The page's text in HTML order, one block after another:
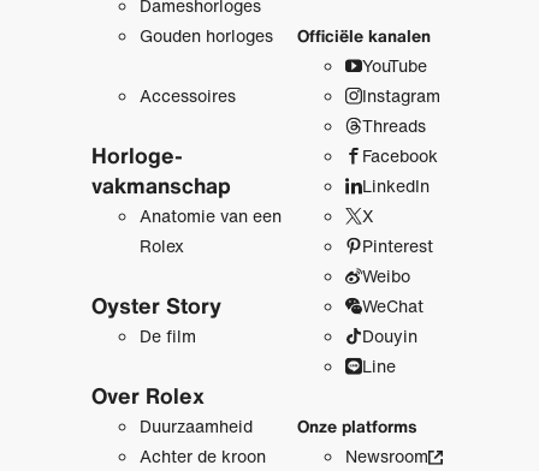
Dameshorloges
Gouden horloges
Accessoires
Horloge­
vakmanschap
Anatomie van een
Rolex
Oyster Story
De film
Over Rolex
Duurzaamheid
Achter de kroon
Officiële kanalen
YouTube
Instagram
Threads
Facebook
LinkedIn
X
Pinterest
Weibo
WeChat
Douyin
Line
Onze platforms
Newsroom